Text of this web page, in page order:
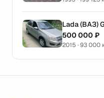
Lada (ВАЗ)
500 000 ₽
2015 · 93 000